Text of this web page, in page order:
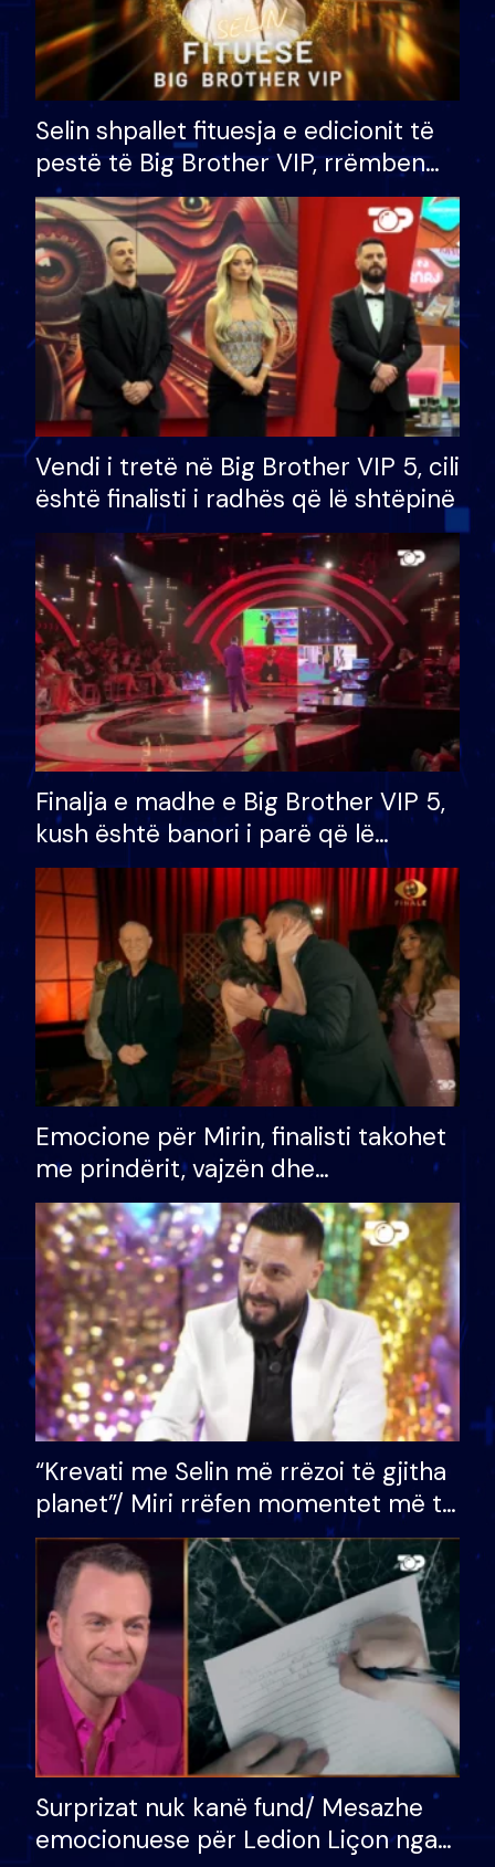
Selin shpallet fituesja e edicionit të
pestë të Big Brother VIP, rrëmben
çmimin e madh prej 100 mijë eurosh
Vendi i tretë në Big Brother VIP 5, cili
është finalisti i radhës që lë shtëpinë
Finalja e madhe e Big Brother VIP 5,
kush është banori i parë që lë
shtëpinë dhe humb mundësinë për
të fituar çmimin e madh
Emocione për Mirin, finalisti takohet
me prindërit, vajzën dhe
bashkëshorten: S’kemi ndonjë letër
divorci apo jo?
“Krevati me Selin më rrëzoi të gjitha
planet”/ Miri rrëfen momentet më të
bukura në shtëpinë e BB VIP: Do më
mungojë zilja e mëngjesit kur…
Surprizat nuk kanë fund/ Mesazhe
emocionuese për Ledion Liçon nga